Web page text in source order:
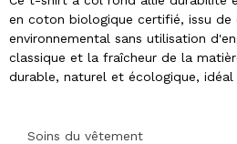
en coton biologique certifié, issu
environnemental sans utilisation
classique et la fraîcheur de la
durable, naturel et écologique,
Soins du vêtement